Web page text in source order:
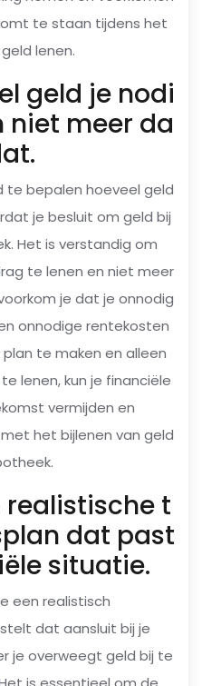
te staan tijdens het
lenen.
geld je nodi
niet meer da
te bepalen hoeveel geld
je besluit om geld bij
Het is verstandig om
te lenen en niet meer
je dat je onnodig
onnodige rentekosten
te maken en alleen
lenen, kun je financiële
vermijden en
het bijlenen van geld
realistische t
dat past
situatie.
een realistisch
dat aansluit bij je
je overweegt geld bij te